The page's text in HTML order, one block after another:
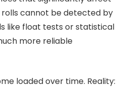
cannot be detected by
like float tests or statistical
more reliable
loaded over time. Reality: